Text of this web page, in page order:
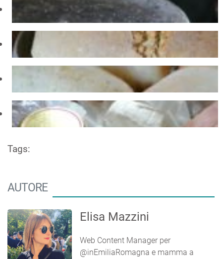
Tags:
AUTORE
Elisa Mazzini
Web Content Manager per
@inEmiliaRomagna e mamma a